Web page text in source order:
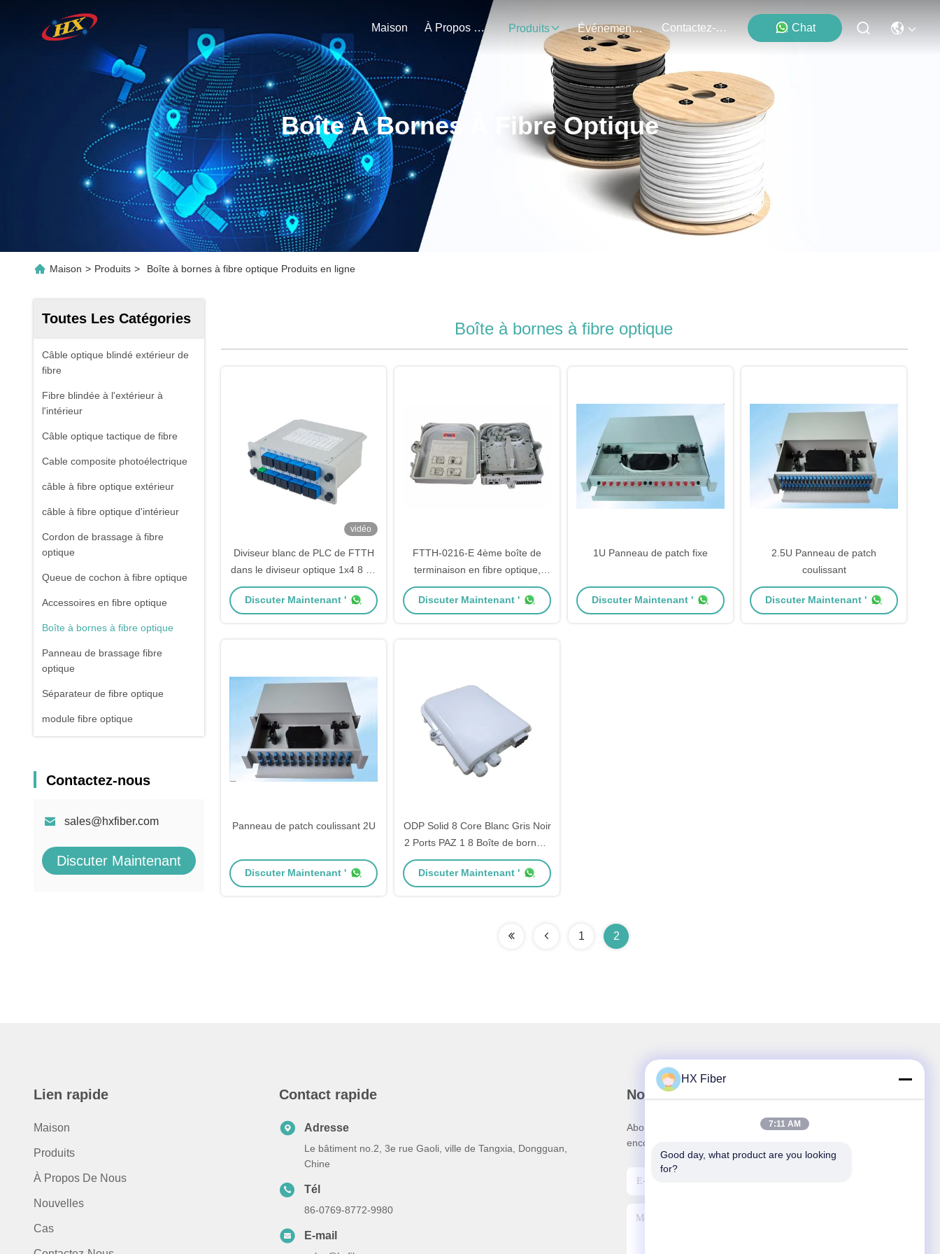
Maison À Propos De Nous Produits Événements Contactez-Nous Chat
Boîte À Bornes À Fibre Optique
Maison > Produits > Boîte à bornes à fibre optique Produits en ligne
Toutes Les Catégories
Câble optique blindé extérieur de
fibre
Fibre blindée à l'extérieur à
l'intérieur
Câble optique tactique de fibre
Cable composite photoélectrique
câble à fibre optique extérieur
câble à fibre optique d'intérieur
Cordon de brassage à fibre
optique
Queue de cochon à fibre optique
Accessoires en fibre optique
Boîte à bornes à fibre optique
Panneau de brassage fibre
optique
Séparateur de fibre optique
module fibre optique
Contactez-nous
sales@hxfiber.com
Discuter Maintenant
Boîte à bornes à fibre optique
vidéo
Diviseur blanc de PLC de FTTH
dans le diviseur optique 1x4 8 16
32 de cassette de la fibre LGX de
Sc RPA/UPC
Discuter Maintenant '
FTTH-0216-E 4ème boîte de
terminaison en fibre optique,
boîte de distribution en fibre
optique en réseau
Discuter Maintenant '
1U Panneau de patch fixe
Discuter Maintenant '
2.5U Panneau de patch
coulissant
Discuter Maintenant '
Panneau de patch coulissant 2U
Discuter Maintenant '
ODP Solid 8 Core Blanc Gris Noir
2 Ports PAZ 1 8 Boîte de borne à
fibres FTTH de type cassette
Discuter Maintenant '
1 2
Lien rapide
Maison
Produits
À Propos De Nous
Nouvelles
Cas
Contact rapide
Adresse
Le bâtiment no.2, 3e rue Gaoli, ville de Tangxia, Dongguan,
Chine
Tél
86-0769-8772-9980
E-mail
Notre newsletter
Abonnez-vous à notre newsletter pour des réductions et plus
encore.
HX Fiber
7:11 AM
Good day, what product are you looking
for?